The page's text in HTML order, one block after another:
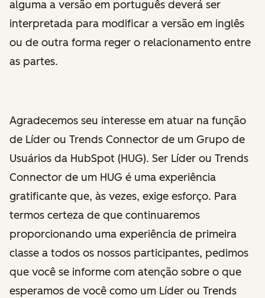
alguma a versão em português deverá ser
interpretada para modificar a versão em inglês
ou de outra forma reger o relacionamento entre
as partes.
Agradecemos seu interesse em atuar na função
de Líder ou Trends Connector de um Grupo de
Usuários da HubSpot (HUG). Ser Líder ou Trends
Connector de um HUG é uma experiência
gratificante que, às vezes, exige esforço. Para
termos certeza de que continuaremos
proporcionando uma experiência de primeira
classe a todos os nossos participantes, pedimos
que você se informe com atenção sobre o que
esperamos de você como um Líder ou Trends